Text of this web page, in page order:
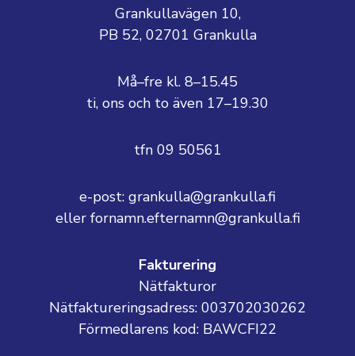
Grankullavägen 10,
PB 52, 02701 Grankulla
Må–fre kl. 8–15.45
ti, ons och to även 17–19.30
tfn 09 50561
e-post: grankulla@grankulla.fi
eller fornamn.efternamn@grankulla.fi
Fakturering
Nätfakturor
Nätfaktureringsadress: 003702030262
Förmedlarens kod: BAWCFI22